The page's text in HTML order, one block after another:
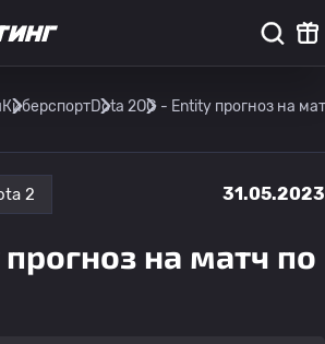
КиберспортDota 2OG - Entity прогноз на
2 31.05.2023
на матч по